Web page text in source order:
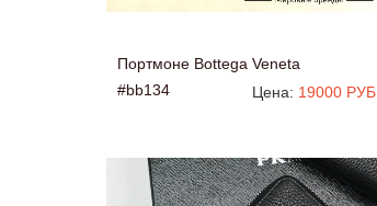
Портмоне Bottega Veneta
#bb134
Цена: 19000 РУБ.